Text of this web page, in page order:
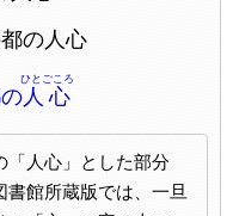
の人心
人心
ひとごころ
「人心」とした部分
館所蔵版では、一旦